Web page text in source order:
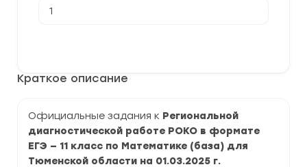
Краткое описание
Официальные задания к Региональной
диагностической работе РОКО в формате
ЕГЭ — 11 класс по Математике (база) для
Тюменской области на 01.03.2025 г.
товара
по
11
класс